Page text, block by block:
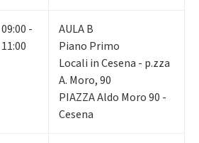
09:00 -
11:00
AULA B
Piano Primo
Locali in Cesena - p.zza
A. Moro, 90
PIAZZA Aldo Moro 90 -
Cesena